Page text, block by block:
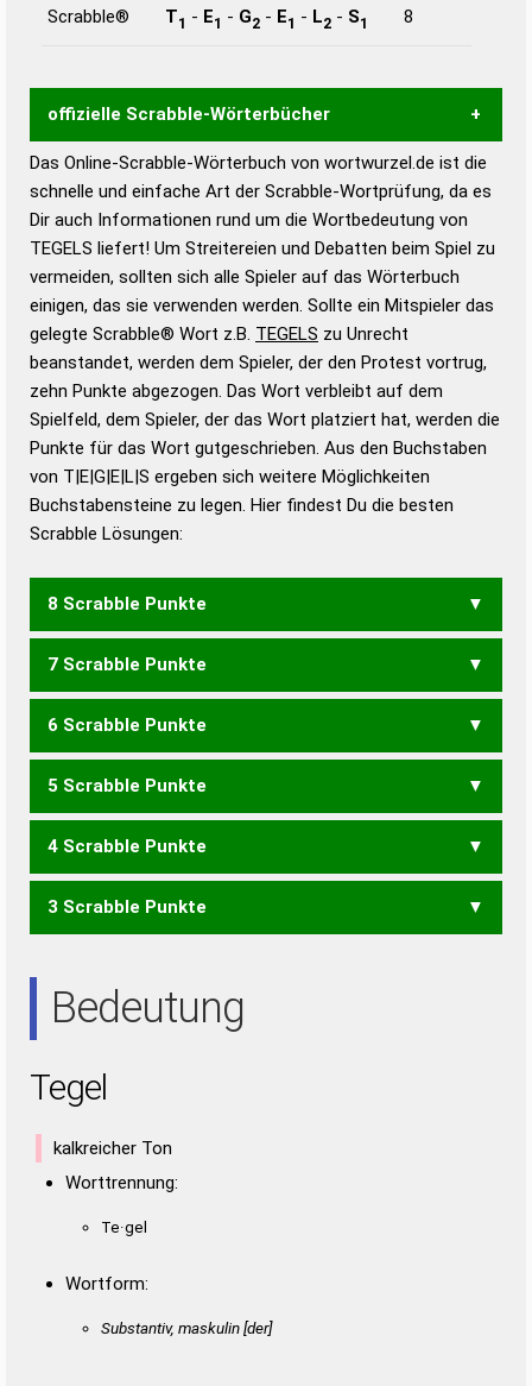
Scrabble® T1 - E1 - G2 - E1 - L2 - S1 8
offizielle Scrabble-Wörterbücher
Wortwurzel liefert mit Hilfe eines semantischen
Wortanalyse-Algorithmus gute Anhaltspunkte zu
Wortbedeutung, Worttrennung und Wortform, um die
Gültigkeit eines Wortes für das Scrabble-Spiel zu
bestimmen!
zugelassene Turnier Scrabble-
Wörterbücher sind:
Duden – Standardwerk in 12 Bänden
Duden – Richtiges und gutes
Deutsch
Duden – Die deutsche Grammatik
Duden – Deutsches
Das Online-Scrabble-Wörterbuch von wortwurzel.de ist die
schnelle und einfache Art der Scrabble-Wortprüfung, da es
Dir auch Informationen rund um die Wortbedeutung von
TEGELS liefert! Um Streitereien und Debatten beim Spiel zu
vermeiden, sollten sich alle Spieler auf das Wörterbuch
einigen, das sie verwenden werden. Sollte ein Mitspieler das
gelegte Scrabble® Wort z.B. TEGELS zu Unrecht
beanstandet, werden dem Spieler, der den Protest vortrug,
zehn Punkte abgezogen. Das Wort verbleibt auf dem
Spielfeld, dem Spieler, der das Wort platziert hat, werden die
Punkte für das Wort gutgeschrieben. Aus den Buchstaben
von T|E|G|E|L|S ergeben sich weitere Möglichkeiten
Buchstabensteine zu legen. Hier findest Du die besten
Scrabble Lösungen:
8 Scrabble Punkte
GELEST LEGEST SEGELT
7 Scrabble Punkte
GELES GELET GELSE
LEGST LEGTE SEGEL SEGLE
6 Scrabble Punkte
GELE GELT LEGE LEGT
STELE TELES
5 Scrabble Punkte
LEG ELSE ESEL GEST
4 Scrabble Punkte
GES LEE LET TSG ESTE
3 Scrabble Punkte
Bedeutung
Tegel
kalkreicher Ton
Worttrennung:
Te·gel
Wortform:
Substantiv, maskulin [der]